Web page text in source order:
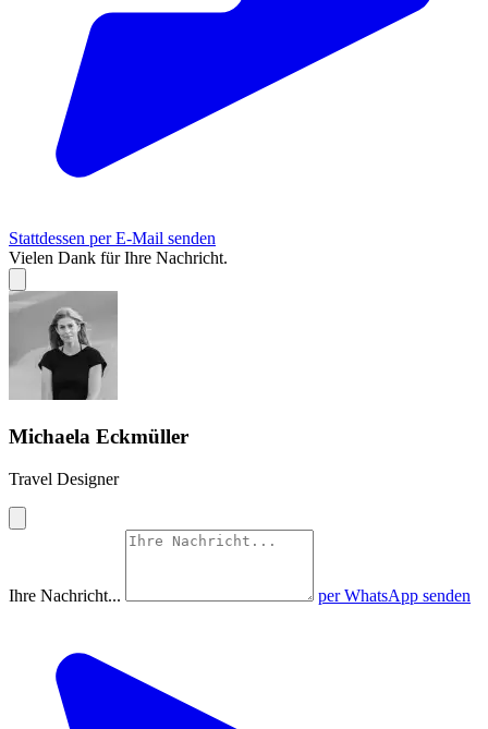
Stattdessen per E-Mail senden
Vielen Dank für Ihre Nachricht.
Michaela Eckmüller
Travel Designer
Ihre Nachricht... per WhatsApp senden